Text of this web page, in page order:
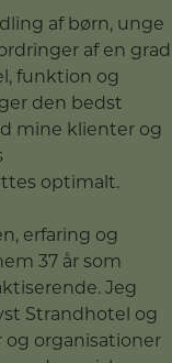
af børn, unge
af en grad
funktion og
den bedst
mine klienter og
optimalt.
erfaring og
37 år som
Jeg
Strandhotel og
og organisationer